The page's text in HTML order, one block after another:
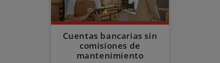
Cuentas bancarias sin
comisiones de
mantenimiento